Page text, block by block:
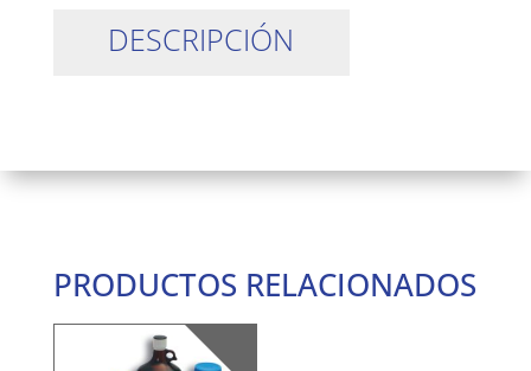
DESCRIPCIÓN
PRODUCTOS RELACIONADOS